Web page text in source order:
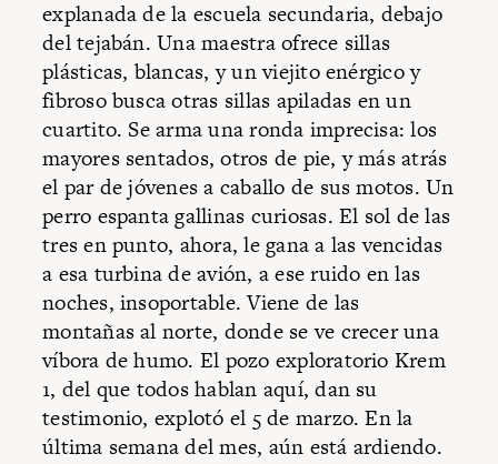
explanada de la escuela secundaria, debajo
del tejabán. Una maestra ofrece sillas
plásticas, blancas, y un viejito enérgico y
fibroso busca otras sillas apiladas en un
cuartito. Se arma una ronda imprecisa: los
mayores sentados, otros de pie, y más atrás
el par de jóvenes a caballo de sus motos. Un
perro espanta gallinas curiosas. El sol de las
tres en punto, ahora, le gana a las vencidas
a esa turbina de avión, a ese ruido en las
noches, insoportable. Viene de las
montañas al norte, donde se ve crecer una
víbora de humo. El pozo exploratorio Krem
1, del que todos hablan aquí, dan su
testimonio, explotó el 5 de marzo. En la
última semana del mes, aún está ardiendo.